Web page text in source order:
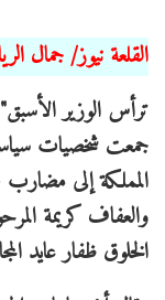
القلعة نيوز/ جمال
ترأس الوزير
جمعت شخصيات
المملكة إلى
والعفاف كريمة
الخلوق ظفار عايد